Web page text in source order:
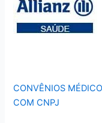
CONVÊNIOS
COM CNPJ